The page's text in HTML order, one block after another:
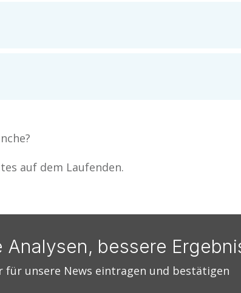
auf dem Laufenden.
Analysen, bessere
für unsere News eintragen und bestätigen